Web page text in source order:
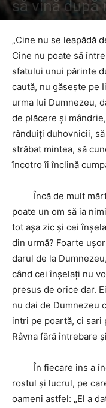
să vină după
„Cine nu se leapădă
Cine nu poate să
sfatului unui părinte
caută, nu găseşte pe
urma lui Dumnezeu,
de plăcere şi
rânduiţi duhovnicii,
străbat mintea, să
încotro îi înclină
Încă de mult
poate un om să ia
tot aşa zic şi cei
din urmă? Foarte
darul de la
când cei înşelaţi nu
presus de orice dar.
nu dai de Dumnezeu
intri pe poartă, ci sari
Râvna fără întrebare
În fiecare ins a
rostul şi lucrul, pe
oameni astfel: „El a